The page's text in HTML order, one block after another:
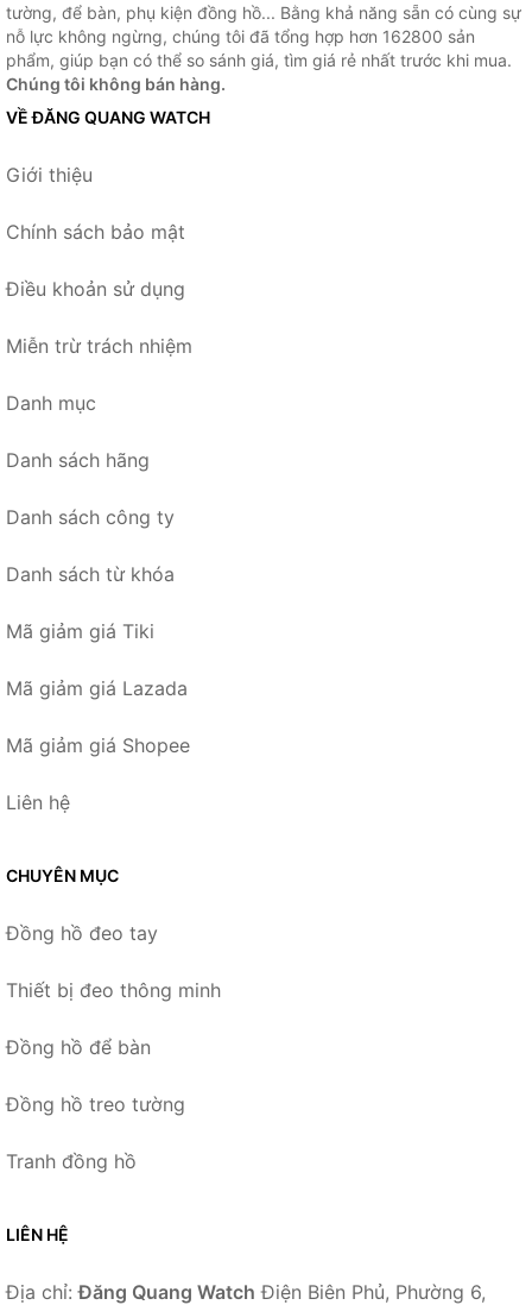
tường, để bàn, phụ kiện đồng hồ... Bằng khả năng sẵn có cùng sự
nỗ lực không ngừng, chúng tôi đã tổng hợp hơn 162800 sản
phẩm, giúp bạn có thể so sánh giá, tìm giá rẻ nhất trước khi mua.
Chúng tôi không bán hàng.
VỀ ĐĂNG QUANG WATCH
Giới thiệu
Chính sách bảo mật
Điều khoản sử dụng
Miễn trừ trách nhiệm
Danh mục
Danh sách hãng
Danh sách công ty
Danh sách từ khóa
Mã giảm giá Tiki
Mã giảm giá Lazada
Mã giảm giá Shopee
Liên hệ
CHUYÊN MỤC
Đồng hồ đeo tay
Thiết bị đeo thông minh
Đồng hồ để bàn
Đồng hồ treo tường
Tranh đồng hồ
LIÊN HỆ
Địa chỉ:Đăng Quang Watch Điện Biên Phủ, Phường 6,